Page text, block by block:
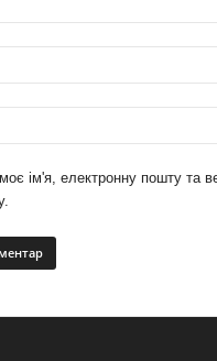
ім'я, електронну пошту та